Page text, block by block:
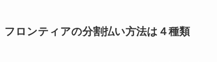
フロンティアの分割払い方法は４種類